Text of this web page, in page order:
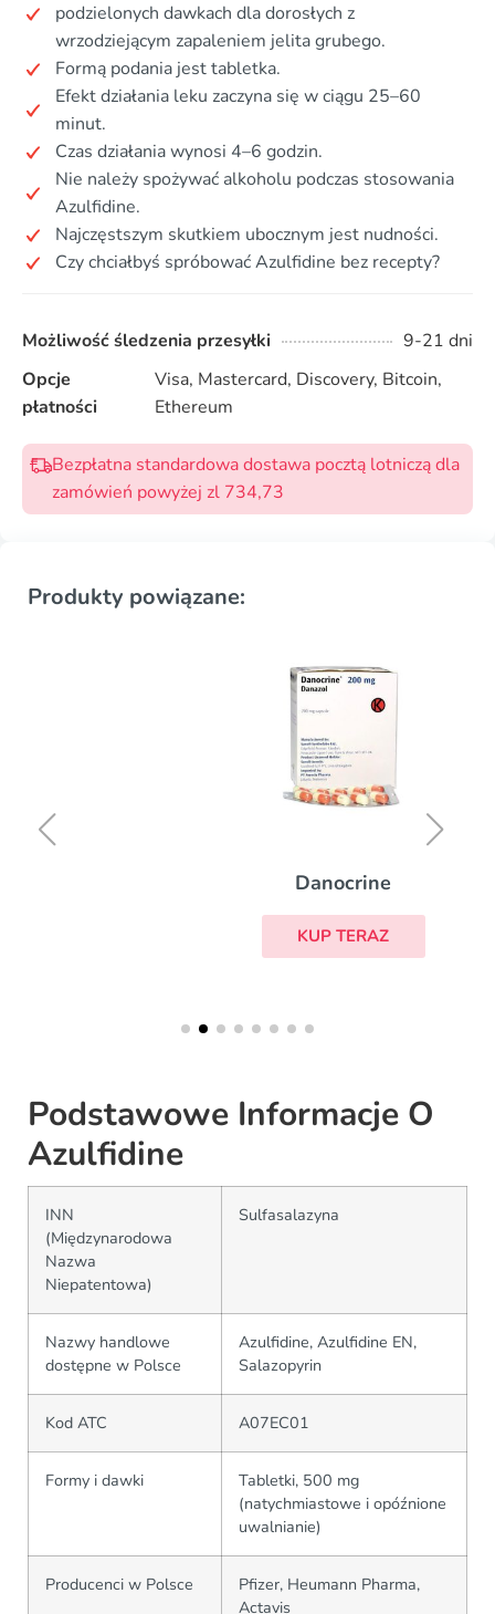
podzielonych dawkach dla dorosłych z
wrzodziejącym zapaleniem jelita grubego.
Formą podania jest tabletka.
Efekt działania leku zaczyna się w ciągu 25–60
minut.
Czas działania wynosi 4–6 godzin.
Nie należy spożywać alkoholu podczas stosowania
Azulfidine.
Najczęstszym skutkiem ubocznym jest nudności.
Czy chciałbyś spróbować Azulfidine bez recepty?
Możliwość śledzenia przesyłki
9-21 dni
Opcje
płatności
Visa, Mastercard, Discovery, Bitcoin,
Ethereum
Bezpłatna standardowa dostawa pocztą lotniczą dla
zamówień powyżej zl 734,73
Produkty powiązane:
Podstawowe Informacje O
Azulfidine
INN
(Międzynarodowa
Nazwa
Niepatentowa)
Sulfasalazyna
Nazwy handlowe
dostępne w Polsce
Azulfidine, Azulfidine EN,
Salazopyrin
Kod ATC A07EC01
Formy i dawki
Tabletki, 500 mg
(natychmiastowe i opóźnione
uwalnianie)
Producenci w Polsce
Pfizer, Heumann Pharma,
Actavis